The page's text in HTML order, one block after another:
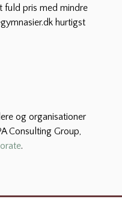
fuld pris med mindre
hurtigst
og organisationer
Consulting Group,
.